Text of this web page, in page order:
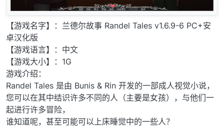
【游戏名字】：兰德尔故事 Randel Tales v1.6.9-6 PC+安
卓汉化版
【游戏语言】：中文
【游戏大小】：1G
游戏介绍：
Randel Tales 是由 Bunis & Rin 开发的一部成人视觉小说，
您可以在其中结识许多不同的人（主要是女孩），与他们一
起进行许多冒险，
谁知道呢，甚至可能可以上床睡觉中的一些人？